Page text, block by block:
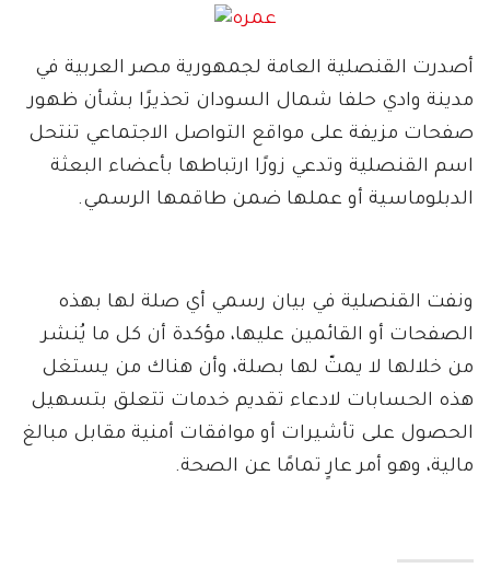
أصدرت القنصلية العامة لجمهورية مصر العربية في
مدينة وادي حلفا شمال السودان تحذيرًا بشأن ظهور
صفحات مزيفة على مواقع التواصل الاجتماعي تنتحل
اسم القنصلية وتدعي زورًا ارتباطها بأعضاء البعثة
الدبلوماسية أو عملها ضمن طاقمها الرسمي.
ونفت القنصلية في بيان رسمي أي صلة لها بهذه
الصفحات أو القائمين عليها، مؤكدة أن كل ما يُنشر
من خلالها لا يمتّ لها بصلة، وأن هناك من يستغل
هذه الحسابات لادعاء تقديم خدمات تتعلق بتسهيل
الحصول على تأشيرات أو موافقات أمنية مقابل مبالغ
مالية، وهو أمر عارٍ تمامًا عن الصحة.